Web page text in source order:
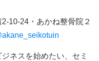
2-10-24・あかね整骨院２
ネスを始めたい、セミ